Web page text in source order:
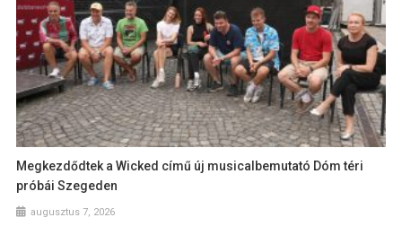
Megkezdődtek a Wicked című új musicalbemutató Dóm téri
próbái Szegeden
augusztus 7, 2026